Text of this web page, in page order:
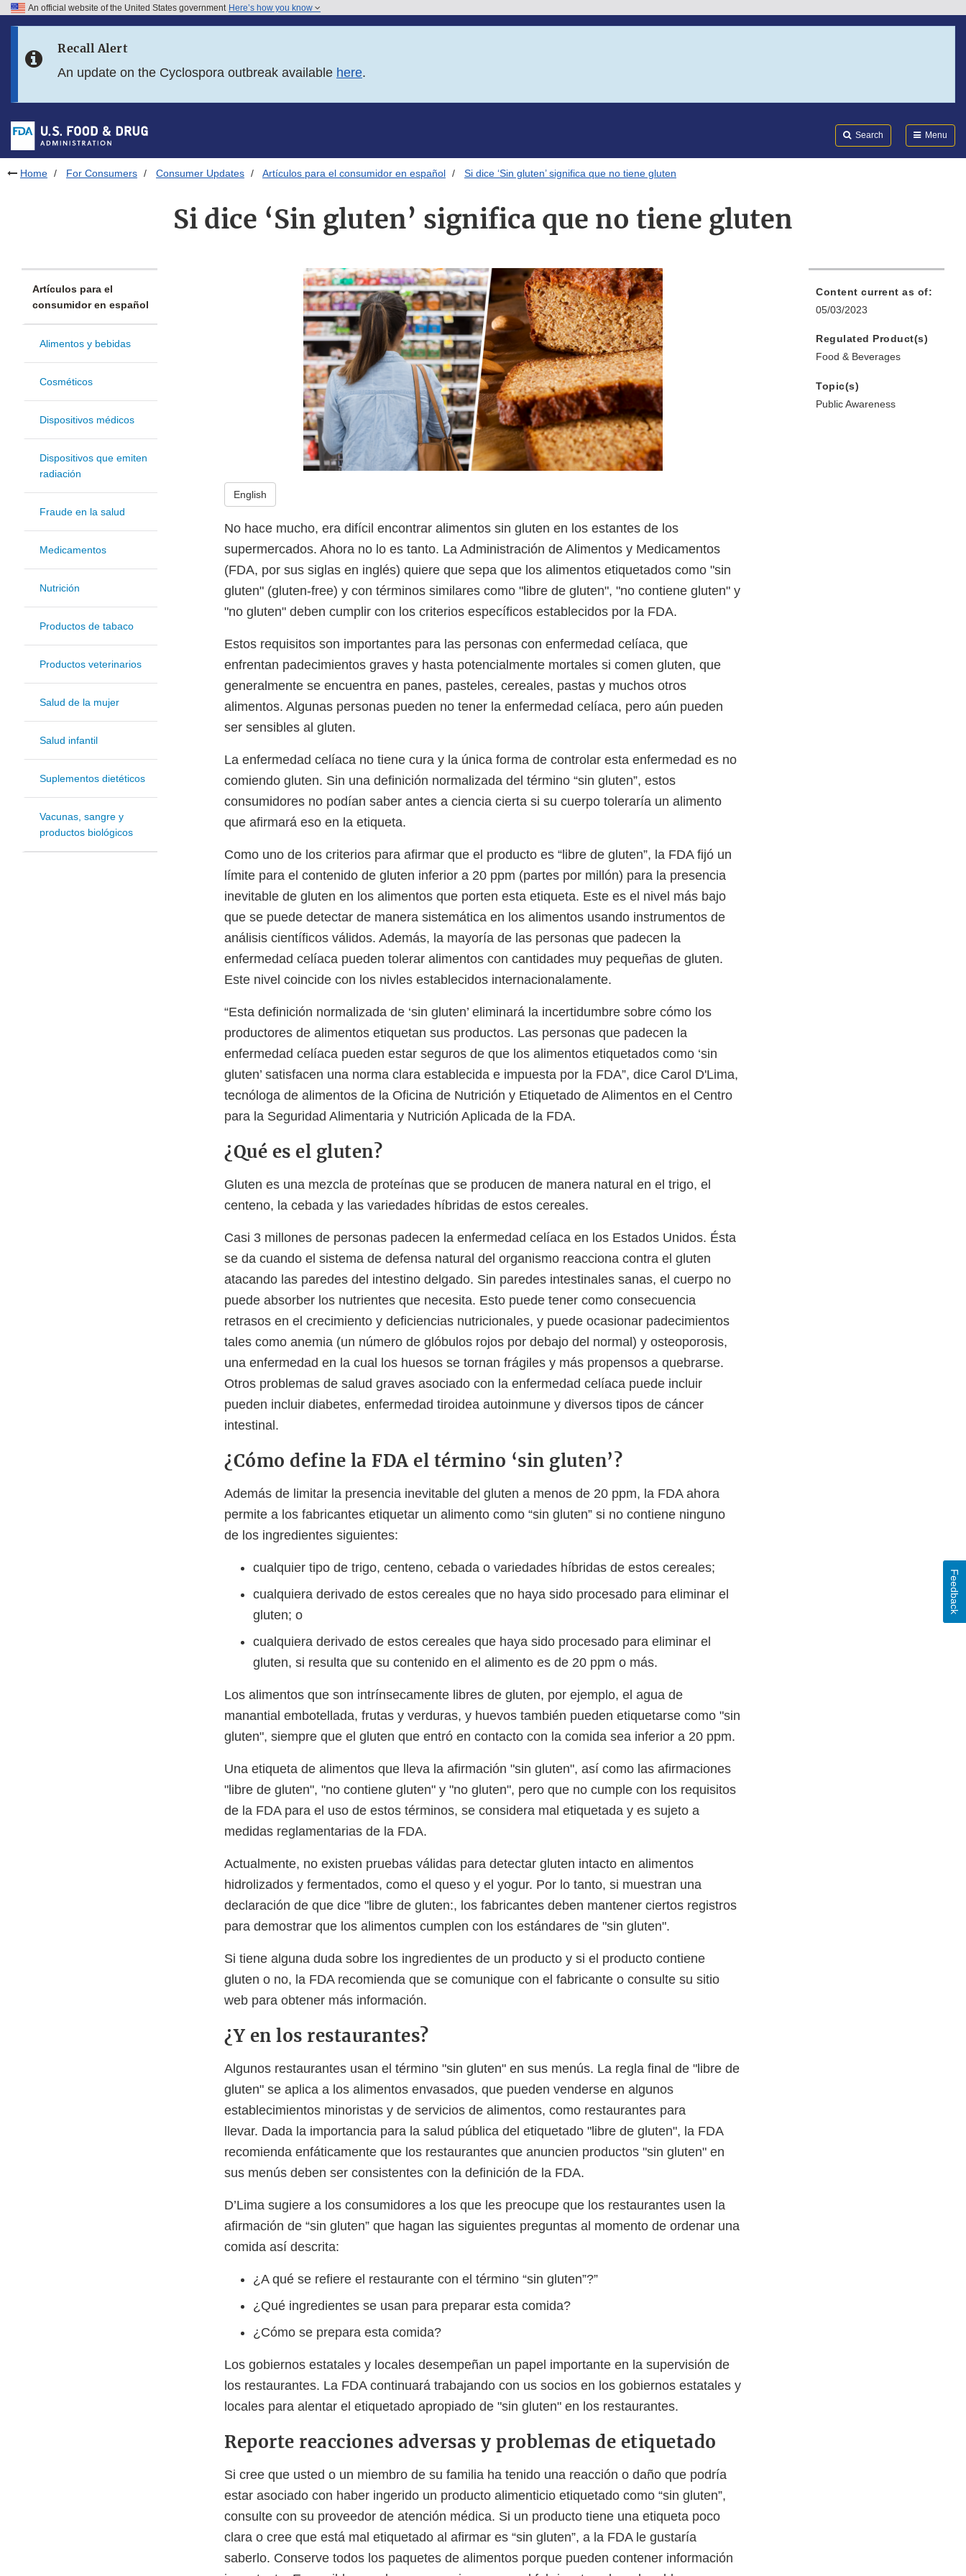
Skip to FDA Search
Skip to footer links
An official website of the United States government Here’s how you know
Recall Alert
An update on the Cyclospora outbreak available here.
Search Menu
Home For Consumers Consumer Updates Artículos para el consumidor en español Si dice ‘Sin gluten’ significa que no tiene gluten
Si dice ‘Sin gluten’ significa que no tiene gluten
Artículos para el
consumidor en español
Alimentos y bebidas
Cosméticos
Dispositivos médicos
Dispositivos que emiten
radiación
Fraude en la salud
Medicamentos
Nutrición
Productos de tabaco
Productos veterinarios
Salud de la mujer
Salud infantil
Suplementos dietéticos
Vacunas, sangre y
productos biológicos
English
No hace mucho, era difícil encontrar alimentos sin gluten en los estantes de los
supermercados. Ahora no lo es tanto. La Administración de Alimentos y Medicamentos
(FDA, por sus siglas en inglés) quiere que sepa que los alimentos etiquetados como "sin
gluten" (gluten-free) y con términos similares como "libre de gluten", "no contiene gluten" y
"no gluten" deben cumplir con los criterios específicos establecidos por la FDA.
Estos requisitos son importantes para las personas con enfermedad celíaca, que
enfrentan padecimientos graves y hasta potencialmente mortales si comen gluten, que
generalmente se encuentra en panes, pasteles, cereales, pastas y muchos otros
alimentos. Algunas personas pueden no tener la enfermedad celíaca, pero aún pueden
ser sensibles al gluten.
La enfermedad celíaca no tiene cura y la única forma de controlar esta enfermedad es no
comiendo gluten. Sin una definición normalizada del término “sin gluten”, estos
consumidores no podían saber antes a ciencia cierta si su cuerpo toleraría un alimento
que afirmará eso en la etiqueta.
Como uno de los criterios para afirmar que el producto es “libre de gluten”, la FDA fijó un
límite para el contenido de gluten inferior a 20 ppm (partes por millón) para la presencia
inevitable de gluten en los alimentos que porten esta etiqueta. Este es el nivel más bajo
que se puede detectar de manera sistemática en los alimentos usando instrumentos de
análisis científicos válidos. Además, la mayoría de las personas que padecen la
enfermedad celíaca pueden tolerar alimentos con cantidades muy pequeñas de gluten.
Este nivel coincide con los nivles establecidos internacionalamente.
“Esta definición normalizada de ‘sin gluten’ eliminará la incertidumbre sobre cómo los
productores de alimentos etiquetan sus productos. Las personas que padecen la
enfermedad celíaca pueden estar seguros de que los alimentos etiquetados como ‘sin
gluten’ satisfacen una norma clara establecida e impuesta por la FDA”, dice Carol D'Lima,
tecnóloga de alimentos de la Oficina de Nutrición y Etiquetado de Alimentos en el Centro
para la Seguridad Alimentaria y Nutrición Aplicada de la FDA.
¿Qué es el gluten?
Gluten es una mezcla de proteínas que se producen de manera natural en el trigo, el
centeno, la cebada y las variedades híbridas de estos cereales.
Casi 3 millones de personas padecen la enfermedad celíaca en los Estados Unidos. Ésta
se da cuando el sistema de defensa natural del organismo reacciona contra el gluten
atacando las paredes del intestino delgado. Sin paredes intestinales sanas, el cuerpo no
puede absorber los nutrientes que necesita. Esto puede tener como consecuencia
retrasos en el crecimiento y deficiencias nutricionales, y puede ocasionar padecimientos
tales como anemia (un número de glóbulos rojos por debajo del normal) y osteoporosis,
una enfermedad en la cual los huesos se tornan frágiles y más propensos a quebrarse.
Otros problemas de salud graves asociado con la enfermedad celíaca puede incluir
pueden incluir diabetes, enfermedad tiroidea autoinmune y diversos tipos de cáncer
intestinal.
¿Cómo define la FDA el término ‘sin gluten’?
Además de limitar la presencia inevitable del gluten a menos de 20 ppm, la FDA ahora
permite a los fabricantes etiquetar un alimento como “sin gluten” si no contiene ninguno
de los ingredientes siguientes:
cualquier tipo de trigo, centeno, cebada o variedades híbridas de estos cereales;
cualquiera derivado de estos cereales que no haya sido procesado para eliminar el
gluten; o
cualquiera derivado de estos cereales que haya sido procesado para eliminar el
gluten, si resulta que su contenido en el alimento es de 20 ppm o más.
Los alimentos que son intrínsecamente libres de gluten, por ejemplo, el agua de
manantial embotellada, frutas y verduras, y huevos también pueden etiquetarse como "sin
gluten", siempre que el gluten que entró en contacto con la comida sea inferior a 20 ppm.
Una etiqueta de alimentos que lleva la afirmación "sin gluten", así como las afirmaciones
"libre de gluten", "no contiene gluten" y "no gluten", pero que no cumple con los requisitos
de la FDA para el uso de estos términos, se considera mal etiquetada y es sujeto a
medidas reglamentarias de la FDA.
Actualmente, no existen pruebas válidas para detectar gluten intacto en alimentos
hidrolizados y fermentados, como el queso y el yogur. Por lo tanto, si muestran una
declaración de que dice "libre de gluten:, los fabricantes deben mantener ciertos registros
para demostrar que los alimentos cumplen con los estándares de "sin gluten".
Si tiene alguna duda sobre los ingredientes de un producto y si el producto contiene
gluten o no, la FDA recomienda que se comunique con el fabricante o consulte su sitio
web para obtener más información.
¿Y en los restaurantes?
Algunos restaurantes usan el término "sin gluten" en sus menús. La regla final de "libre de
gluten" se aplica a los alimentos envasados, que pueden venderse en algunos
establecimientos minoristas y de servicios de alimentos, como restaurantes para
llevar. Dada la importancia para la salud pública del etiquetado "libre de gluten", la FDA
recomienda enfáticamente que los restaurantes que anuncien productos "sin gluten" en
sus menús deben ser consistentes con la definición de la FDA.
D’Lima sugiere a los consumidores a los que les preocupe que los restaurantes usen la
afirmación de “sin gluten” que hagan las siguientes preguntas al momento de ordenar una
comida así descrita:
¿A qué se refiere el restaurante con el término “sin gluten”?”
¿Qué ingredientes se usan para preparar esta comida?
¿Cómo se prepara esta comida?
Los gobiernos estatales y locales desempeñan un papel importante en la supervisión de
los restaurantes. La FDA continuará trabajando con us socios en los gobiernos estatales y
locales para alentar el etiquetado apropiado de "sin gluten" en los restaurantes.
Reporte reacciones adversas y problemas de etiquetado
Si cree que usted o un miembro de su familia ha tenido una reacción o daño que podría
estar asociado con haber ingerido un producto alimenticio etiquetado como “sin gluten”,
consulte con su proveedor de atención médica. Si un producto tiene una etiqueta poco
clara o cree que está mal etiquetado al afirmar es “sin gluten”, a la FDA le gustaría
saberlo. Conserve todos los paquetes de alimentos porque pueden contener información
Content current as of:
05/03/2023
Regulated Product(s)
Food & Beverages
Topic(s)
Public Awareness
Feedback